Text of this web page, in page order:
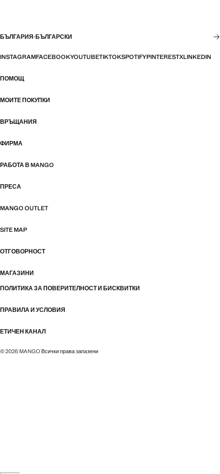
БЪЛГАРИЯ·БЪЛГАРСКИ
INSTAGRAMFACEBOOKYOUTUBETIKTOKSPOTIFYPINTERESTXLINKEDIN
ПОМОЩ
МОИТЕ ПОКУПКИ
ВРЪЩАНИЯ
ФИРМА
РАБОТА В MANGO
ПРЕСА
MANGO OUTLET
SITE MAP
ОТГОВОРНОСТ
МАГАЗИНИ
ПОЛИТИКА ЗА ПОВЕРИТЕЛНОСТ И БИСКВИТКИ
ПРАВИЛА И УСЛОВИЯ
ЕТИЧЕН КАНАЛ
© 2026 MANGO Всички права запазени